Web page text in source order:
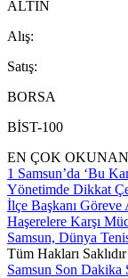
ALTIN
Alış:
Satış:
BORSA
BİST-100
EN ÇOK
1 Samsun’da ‘Bu
Yönetimde Dikkat
İlçe Başkanı Göreve
Haşerelere Karşı
Samsun, Dünya
Tüm Hakları
Samsun Son Dakika